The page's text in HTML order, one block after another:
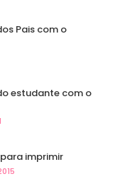
Pais com o
estudante com o
imprimir